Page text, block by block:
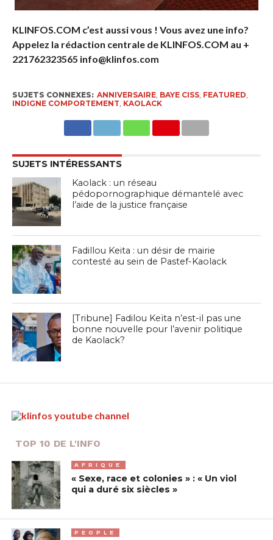
KLINFOS.COM c’est aussi vous ! Vous avez une info?
Appelez la rédaction centrale de KLINFOS.COM au +
221762323565 info@klinfos.com
SUJETS CONNEXES: ANNIVERSAIRE, BAYE CISS, FEATURED,
INDIGNE COMPORTEMENT, KAOLACK
SUJETS INTÉRESSANTS
Kaolack : un réseau
pédopornographique démantelé avec
l’aide de la justice française
Fadillou Keita : un désir de mairie
contesté au sein de Pastef-Kaolack
[Tribune] Fadilou Keïta n’est-il pas une
bonne nouvelle pour l’avenir politique
de Kaolack?
TOP 10 DE L'INFO
AFRIQUE
« Sexe, race et colonies » : « Un viol
qui a duré six siècles »
PEOPLE